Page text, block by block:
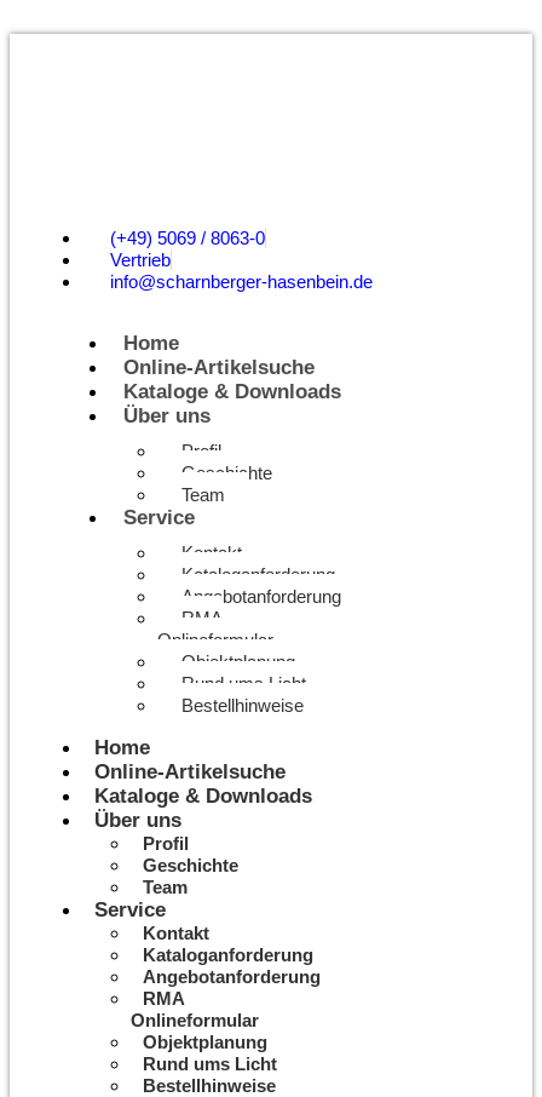
(+49) 5069 / 8063-0
Vertrieb
info@scharnberger-hasenbein.de
Home
Online-Artikelsuche
Kataloge & Downloads
Über uns
Profil
Geschichte
Team
Service
Kontakt
Kataloganforderung
Angebotanforderung
RMA
Onlineformular
Objektplanung
Rund ums Licht
Bestellhinweise
Home
Online-Artikelsuche
Kataloge & Downloads
Über uns
Profil
Geschichte
Team
Service
Kontakt
Kataloganforderung
Angebotanforderung
RMA
Onlineformular
Objektplanung
Rund ums Licht
Bestellhinweise